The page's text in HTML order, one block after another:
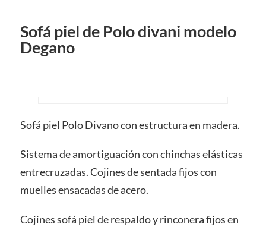
Sofá piel de Polo divani modelo
Degano
Sofá piel Polo Divano con estructura en madera.
Sistema de amortiguación con chinchas elásticas
entrecruzadas. Cojines de sentada fijos con
muelles ensacadas de acero.
Cojines sofá piel de respaldo y rinconera fijos en